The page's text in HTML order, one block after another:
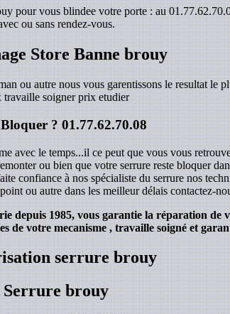
pour vous blindee votre porte : au
ou sans rendez-vous.
Store Banne brouy
ou autre nous vous garentissons le resultat le
travaille soigner prix etudier
?01.77.62.70.08
avec le temps...il ce peut que vous vous
ou bien que votre serrure reste bloquer
confiance à nos spécialiste du serrure nos
ou autre dans les meilleur délais contactez-
depuis 1985, vous garantie la réparation de
de votre mecanisme , travaille soigné et
serrure brouy
Serrure brouy